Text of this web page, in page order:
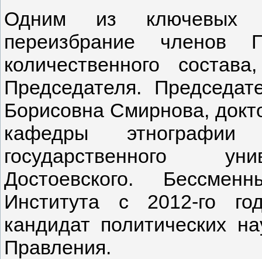
Одним из ключевых
переизбрание членов
количественного
Председателя.
Борисовна Смирнова,
кафедры
государственного
Достоевского.
Института с 2012-го
кандидат политических
Правления.